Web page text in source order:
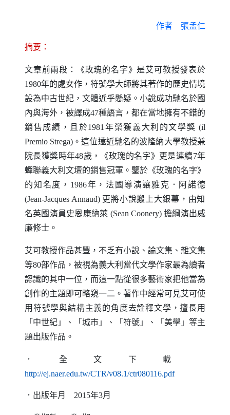
作者 張孟仁
摘要：
文章前兩段：《玫瑰的名字》是艾可教授發表於
1980年的處女作，符號學大師將其著作的歷史情境
設為中古世紀，文體近乎懸疑。小說成功馳名於國
內與海外，被譯成47種語言，都在當地擁有不錯的
銷售成績，且於1981 年榮獲義大利的文學獎 (il
Premio Strega) 。這位遠近馳名的波隆納大學教授兼
院長獲獎時年48歲，《玫瑰的名字》更是連續7年
蟬聯義大利文壇的銷售冠軍。鑒於《玫瑰的名字》
的知名度， 1986年，法國導演讓雅克．阿諾德
(Jean-Jacques Annaud) 更將小說搬上大銀幕，由知
名英國演員史恩康納萊 (Sean Coonery)擔綱演出威
廉修士。
艾可教授作品甚豐，不乏有小說、論文集、雜文集
等80部作品，被視為義大利當代文學作家最為讀者
認識的其中一位，而這一點從很多藝術家把他當為
創作的主題即可略窺一二。著作中經常可見艾可使
用符號學與結構主義的角度去詮釋文學，擅長用
「中世紀」、「城市」、「符號」、「美學」等主
題出版作品。
．全文下載
http://ej.naer.edu.tw/CTR/v08.1/ctr080116.pdf（另開新視窗
．出版年月 2015年3月